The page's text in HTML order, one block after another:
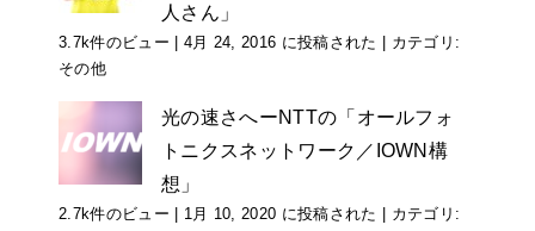
人さん」
3.7k件のビュー | 4月 24, 2016 に投稿された | カテゴリ:
その他
光の速さへーNTTの「オールフォ
トニクスネットワーク／IOWN構
想」
2.7k件のビュー | 1月 10, 2020 に投稿された | カテゴリ: